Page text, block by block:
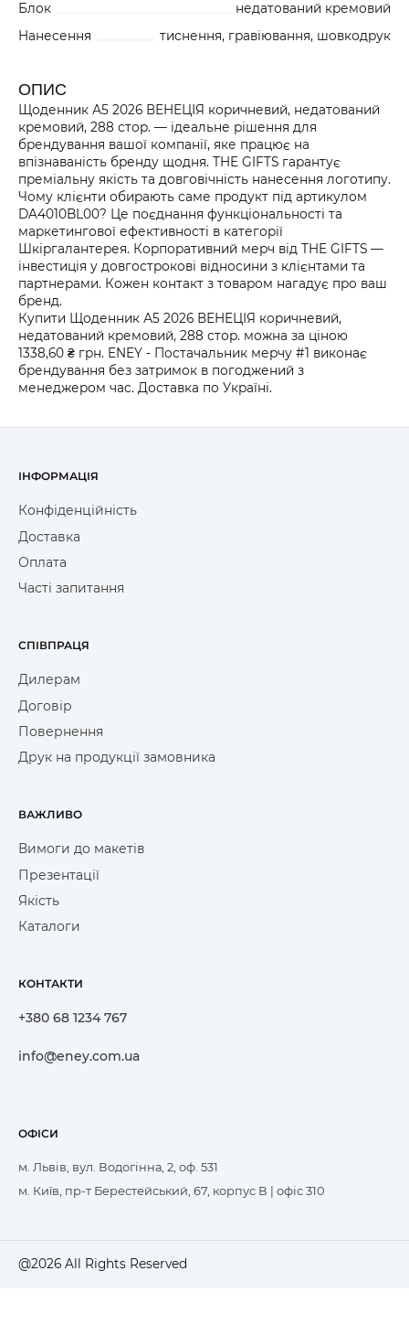
Блок
недатований кремовий
Нанесення
тиснення, гравіювання, шовкодрук
ОПИС
Щоденник А5 2026 ВЕНЕЦІЯ коричневий, недатований
кремовий, 288 стор. — ідеальне рішення для
брендування вашої компанії, яке працює на
впізнаваність бренду щодня. THE GIFTS гарантує
преміальну якість та довговічність нанесення логотипу.
Чому клієнти обирають саме продукт під артикулом
DA4010BL00? Це поєднання функціональності та
маркетингової ефективності в категорії
Шкіргалантерея. Корпоративний мерч від THE GIFTS —
інвестиція у довгострокові відносини з клієнтами та
партнерами. Кожен контакт з товаром нагадує про ваш
бренд.
Купити Щоденник А5 2026 ВЕНЕЦІЯ коричневий,
недатований кремовий, 288 стор. можна за ціною
1338,60 ₴ грн. ENEY - Постачальник мерчу #1 виконає
брендування без затримок в погоджений з
менеджером час. Доставка по Україні.
ІНФОРМАЦІЯ
Конфіденційність
Доставка
Оплата
Часті запитання
СПІВПРАЦЯ
Дилерам
Договір
Повернення
Друк на продукції замовника
ВАЖЛИВО
Вимоги до макетів
Презентації
Якість
Каталоги
КОНТАКТИ
+380 68 1234 767
info@eney.com.ua
ОФІСИ
м. Львів, вул. Водогінна, 2, оф. 531
м. Київ, пр-т Берестейський, 67, корпус В | офіс 310
@2026 All Rights Reserved